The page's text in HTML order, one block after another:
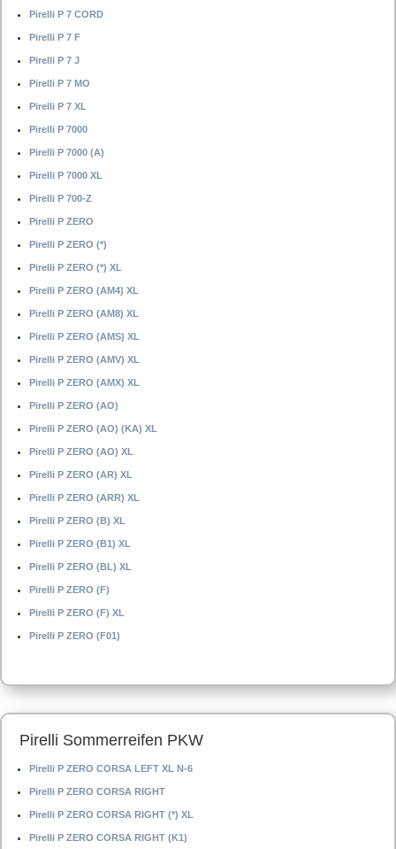
Pirelli P 7 CORD
Pirelli P 7 F
Pirelli P 7 J
Pirelli P 7 MO
Pirelli P 7 XL
Pirelli P 7000
Pirelli P 7000 (A)
Pirelli P 7000 XL
Pirelli P 700-Z
Pirelli P ZERO
Pirelli P ZERO (*)
Pirelli P ZERO (*) XL
Pirelli P ZERO (AM4) XL
Pirelli P ZERO (AM8) XL
Pirelli P ZERO (AMS) XL
Pirelli P ZERO (AMV) XL
Pirelli P ZERO (AMX) XL
Pirelli P ZERO (AO)
Pirelli P ZERO (AO) (KA) XL
Pirelli P ZERO (AO) XL
Pirelli P ZERO (AR) XL
Pirelli P ZERO (ARR) XL
Pirelli P ZERO (B) XL
Pirelli P ZERO (B1) XL
Pirelli P ZERO (BL) XL
Pirelli P ZERO (F)
Pirelli P ZERO (F) XL
Pirelli P ZERO (F01)
Pirelli Sommerreifen PKW
Pirelli P ZERO CORSA LEFT XL N-6
Pirelli P ZERO CORSA RIGHT
Pirelli P ZERO CORSA RIGHT (*) XL
Pirelli P ZERO CORSA RIGHT (K1)